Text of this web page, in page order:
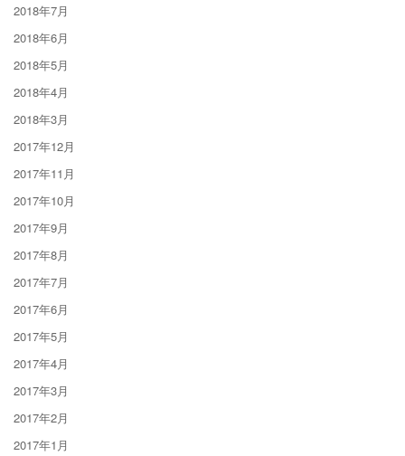
2018年7月
2018年6月
2018年5月
2018年4月
2018年3月
2017年12月
2017年11月
2017年10月
2017年9月
2017年8月
2017年7月
2017年6月
2017年5月
2017年4月
2017年3月
2017年2月
2017年1月